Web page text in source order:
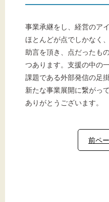
事業承継をし、経営のア
ほとんどが点でしかなく
助言を頂き、点だったも
つあります。支援の中の
課題である外部発信の足
新たな事業展開に繋がっ
ありがとうございます。
前ペ